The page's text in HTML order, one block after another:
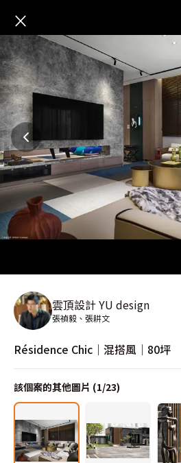
Résidence Chic
×
雲頂設計 YU design
張禎毅、張耕文
Résidence Chic｜混搭風｜80坪
該個案的其他圖片 (1/23)